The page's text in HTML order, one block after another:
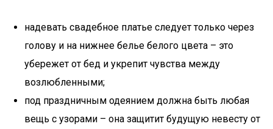
надевать свадебное платье следует только через
голову и на нижнее белье белого цвета – это
убережет от бед и укрепит чувства между
возлюбленными;
под праздничным одеянием должна быть любая
вещь с узорами – она защитит будущую невесту от